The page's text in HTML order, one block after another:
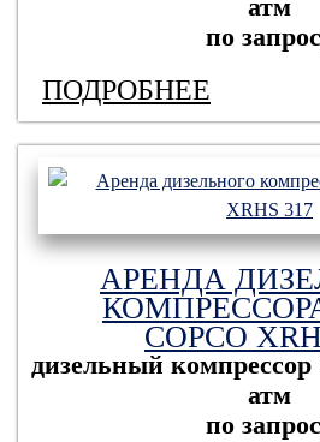
атм
по
ПОДРОБНЕЕ
АРЕНДА
COPCO
дизельный компрессор
атм
по